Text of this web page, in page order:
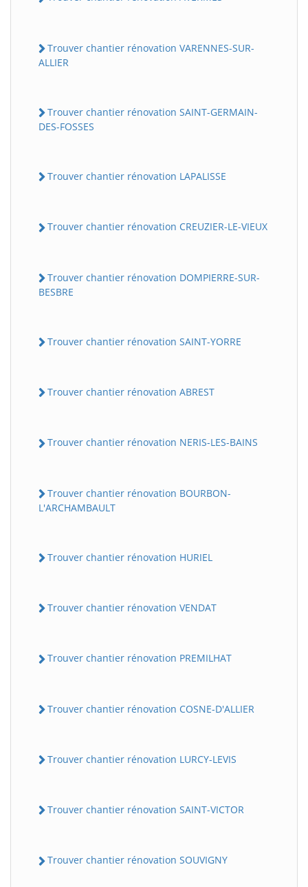
Trouver chantier rénovation VARENNES-SUR-
ALLIER
Trouver chantier rénovation SAINT-GERMAIN-
DES-FOSSES
Trouver chantier rénovation LAPALISSE
Trouver chantier rénovation CREUZIER-LE-VIEUX
Trouver chantier rénovation DOMPIERRE-SUR-
BESBRE
Trouver chantier rénovation SAINT-YORRE
Trouver chantier rénovation ABREST
Trouver chantier rénovation NERIS-LES-BAINS
Trouver chantier rénovation BOURBON-
L'ARCHAMBAULT
Trouver chantier rénovation HURIEL
Trouver chantier rénovation VENDAT
Trouver chantier rénovation PREMILHAT
Trouver chantier rénovation COSNE-D'ALLIER
Trouver chantier rénovation LURCY-LEVIS
Trouver chantier rénovation SAINT-VICTOR
Trouver chantier rénovation SOUVIGNY